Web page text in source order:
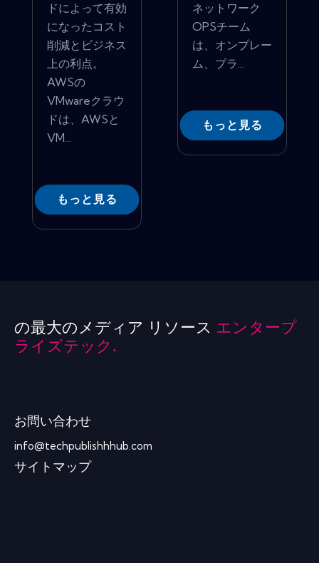
ドによって有効
になったコスト
削減とビジネス
上の利点。
AWSの
VMwareクラウ
ドは、AWSと
VM...
もっと見る
ネットワーク
OPSチーム
は、オンプレー
ム、プラ...
もっと見る
の最大のメディア リソース エンタープ
ライズテック.
お問い合わせ
info@techpublishhhub.com
サイトマップ